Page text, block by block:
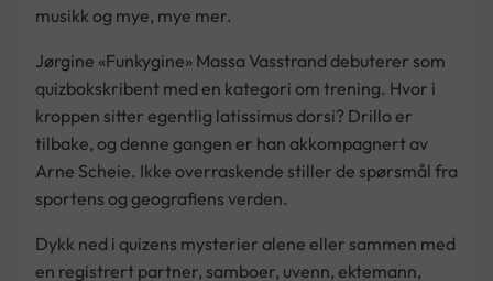
musikk og mye, mye mer.
Jørgine «Funkygine» Massa Vasstrand debuterer som
quizbokskribent med en kategori om trening. Hvor i
kroppen sitter egentlig latissimus dorsi? Drillo er
tilbake, og denne gangen er han akkompagnert av
Arne Scheie. Ikke overraskende stiller de spørsmål fra
sportens og geografiens verden.
Dykk ned i quizens mysterier alene eller sammen med
en registrert partner, samboer, uvenn, ektemann,